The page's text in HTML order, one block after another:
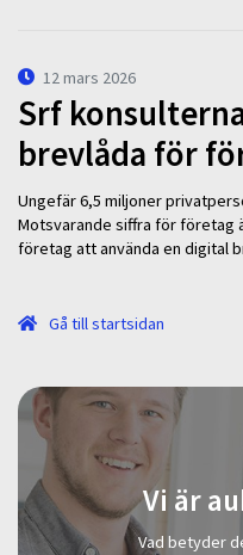
12 mars 2026
Srf
brevlåda för
Ungefär 6,5 miljoner
Motsvarande siffra för företag
företag att använda en digital
Gå till startsidan
Vi är
Vad betyder